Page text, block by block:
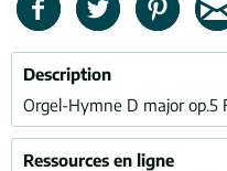
Description
Orgel-Hymne D major op.5
Ressources en ligne